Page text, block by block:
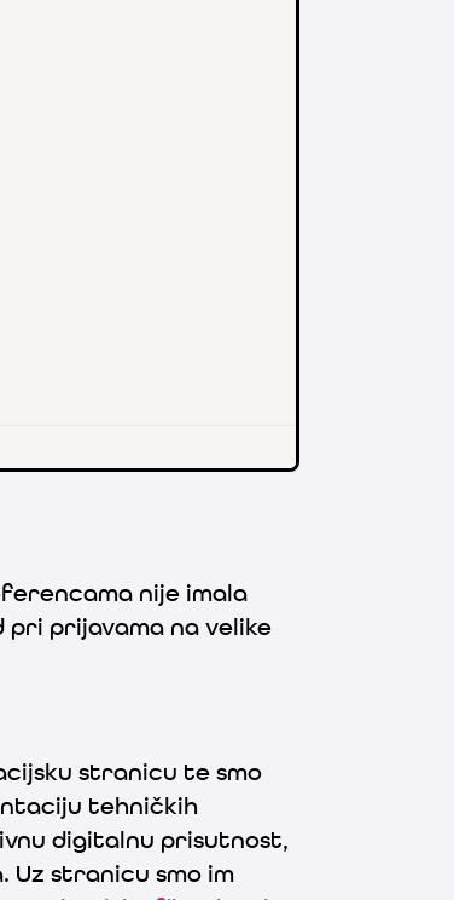
nije imala
prijavama na velike
stranicu te smo
tehničkih
digitalnu prisutnost,
Uz stranicu smo im